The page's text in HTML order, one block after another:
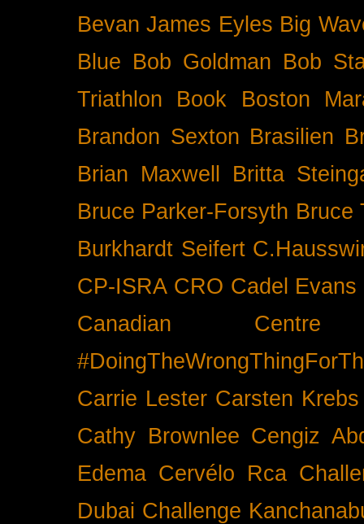
Bevan James Eyles Big
Blue Bob Goldman Bob
Triathlon
Book
Boston
Brandon Sexton Brasilien
Brian Maxwell
Britta
Bruce Parker-Forsyth Bruce
Burkhardt Seifert
CP-ISRA CRO Cadel Evans
Canadian
Carrie Lester Carsten Krebs
Cathy Brownlee Cengiz
Edema Cervélo Rca
Dubai Challenge